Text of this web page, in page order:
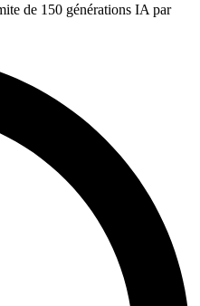
de 150 générations IA par